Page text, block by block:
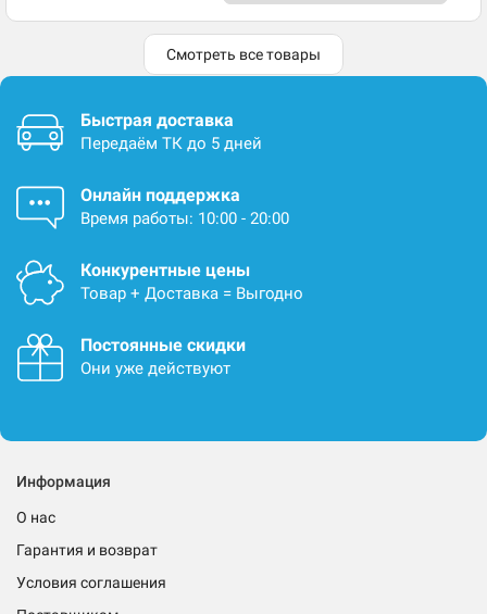
Смотреть все товары
Быстрая доставка
Передаём ТК до 5 дней
Онлайн поддержка
Время работы: 10:00 - 20:00
Конкурентные цены
Товар + Доставка = Выгодно
Постоянные скидки
Они уже действуют
Информация
О нас
Гарантия и возврат
Условия соглашения